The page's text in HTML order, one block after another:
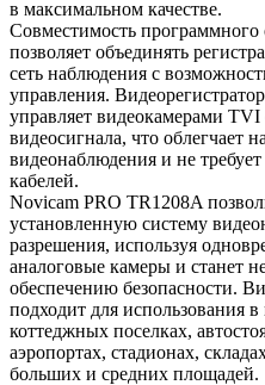
в максимальном качестве.
Совместимость программного
позволяет объединять
сеть наблюдения с
управления.
управляет видеокамерами
видеосигнала, что облегчает
видеонаблюдения и не
кабелей.
Novicam PRO TR1208A
установленную систему
разрешения, используя
аналоговые камеры и станет
обеспечению безопасности.
подходит для использования
коттеджных поселках,
аэропортах, стадионах,
больших и средних площадей.